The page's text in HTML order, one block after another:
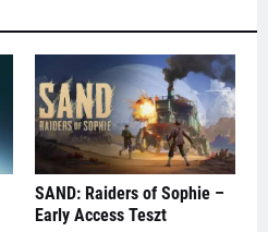
SAND: Raiders of Sophie –
Early Access Teszt